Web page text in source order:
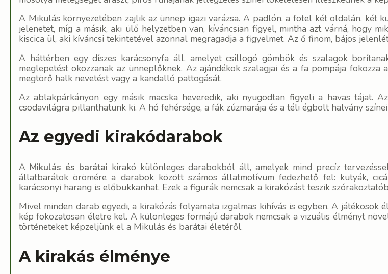
A Mikulás környezetében zajlik az ünnep igazi varázsa. A padlón, a fotel két oldalán, két
jelenetet, míg a másik, aki ülő helyzetben van, kíváncsian figyel, mintha azt várná, hogy
kiscica ül, aki kíváncsi tekintetével azonnal megragadja a figyelmet. Az ő finom, bájos
A háttérben egy díszes karácsonyfa áll, amelyet csillogó gömbök és szalagok
meglepetést okozzanak az ünneplőknek. Az ajándékok szalagjai és a fa pompája
megtörő halk nevetést vagy a kandalló pattogását.
Az ablakpárkányon egy másik macska heveredik, aki nyugodtan figyeli a havas
csodavilágra pillanthatunk ki. A hó fehérsége, a fák zúzmarája és a téli égbolt halvány
Az egyedi kirakódarabok
A Mikulás és barátai kirakó különleges darabokból áll, amelyek mind precíz
állatbarátok örömére a darabok között számos állatmotívum fedezhető fel: kutyák,
karácsonyi harang is előbukkanhat. Ezek a figurák nemcsak a kirakózást teszik
Mivel minden darab egyedi, a kirakózás folyamata izgalmas kihívás is egyben. A
kép fokozatosan életre kel. A különleges formájú darabok nemcsak a vizuális élményt
történeteket képzeljünk el a Mikulás és barátai életéről.
A kirakás élménye